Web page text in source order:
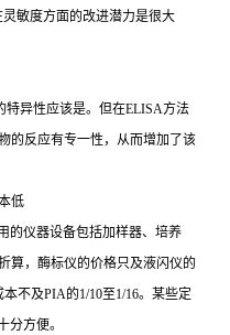
灵敏度方面的改进潜力是很大
特异性应该是。但在ELISA方法
的反应有专一性，从而增加了该
低
的仪器设备包括加样器、培养
算，酶标仪的价格只及液闪仪的
本不及PIA的1/10至1/16。某些定
分方便。